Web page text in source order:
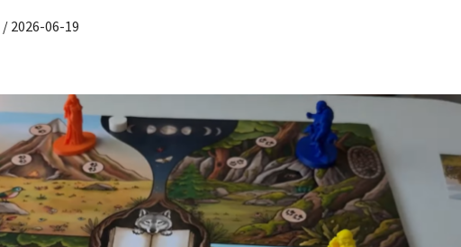
/ 2026-06-19